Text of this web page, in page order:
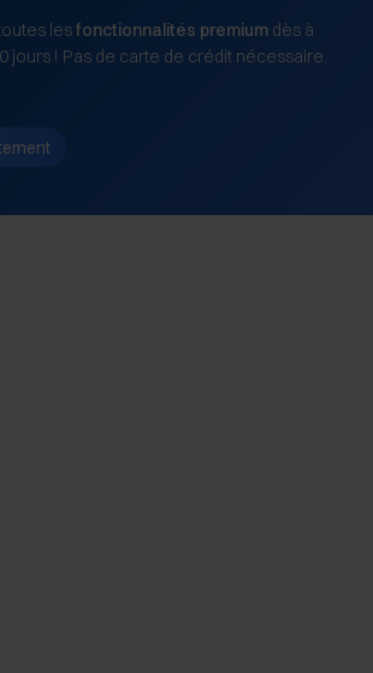
lesfonctionnalités premium dès à
jours ! Pas de carte de crédit nécessaire.